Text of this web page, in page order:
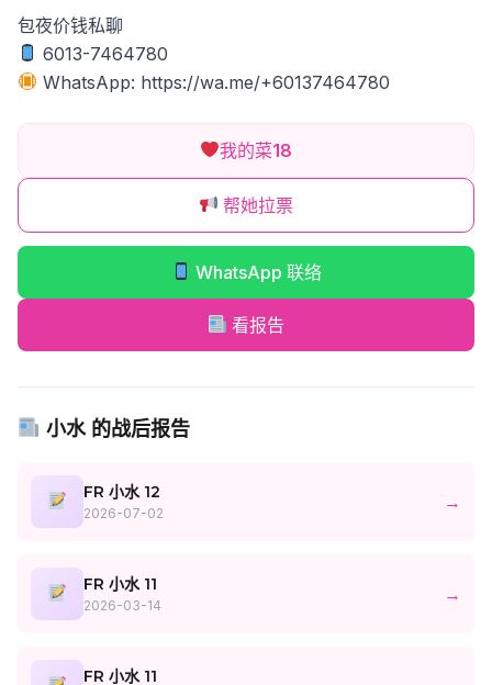
包夜价钱私聊
6013-7464780
WhatsApp: https://wa.me/+60137464780
我的菜18
帮她拉票
WhatsApp 联络
看报告
小水 的战后报告
FR 小水 12
2026-07-02
→
FR 小水 11
2026-03-14
→
FR 小水 11